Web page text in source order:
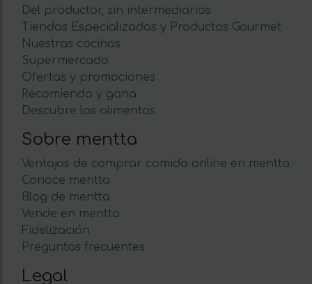
Del productor, sin intermediarios
Tiendas Especializadas y Productos Gourmet
Nuestras cocinas
Supermercado
Ofertas y promociones
Recomienda y gana
Descubre los alimentos
Sobre mentta
Ventajas de comprar comida online en mentta
Conoce mentta
Blog de mentta
Vende en mentta
Fidelización
Preguntas frecuentes
Legal